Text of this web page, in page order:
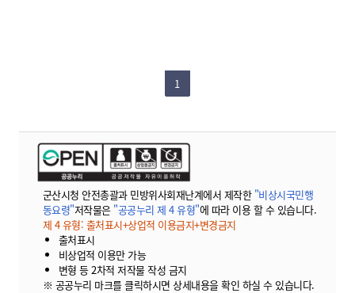
1
군산시청 안전총괄과 민방위사회재난계에서 제작한 "비상시국민행
동요령"저작물은 "공공누리 제 4 유형"에 따라 이용 할 수 있습니다.
제 4 유형: 출처표시+상업적 이용금지+변경금지
출처표시
비상업적 이용만 가능
변형 등 2차적 저작물 작성 금지
※ 공공누리 마크를 클릭하시면 상세내용을 확인 하실 수 있습니다.